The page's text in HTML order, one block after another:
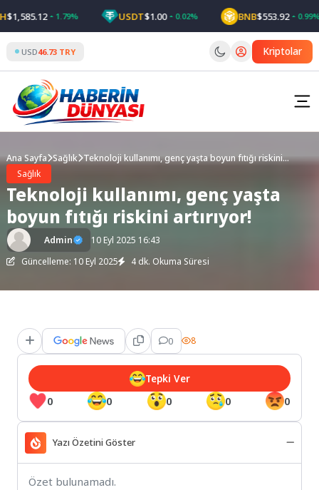
to
content
1.79% USDT$1.00 0.02% BNB$553.92 0.99%
USD46.73 TRY Kriptolar
Ana Sayfa Sağlık Teknoloji kullanımı, genç yaşta boyun fıtığı riskini
Sağlık
Teknoloji kullanımı, genç yaşta
boyun fıtığı riskini artırıyor!
Admin
10 Eyl 2025 16:43
Güncelleme: 10 Eyl 2025
4 dk. Okuma Süresi
0 8
0 0 0 0 0
Tepki Ver
Yazı Özetini Göster
Özet bulunamadı.